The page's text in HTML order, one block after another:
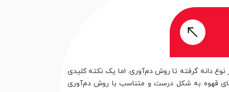
دانه گرفته تا روش دم‌آوری. اما یک نکته کلیدی
قهوه به شکل درست و متناسب با روش دم‌آوری